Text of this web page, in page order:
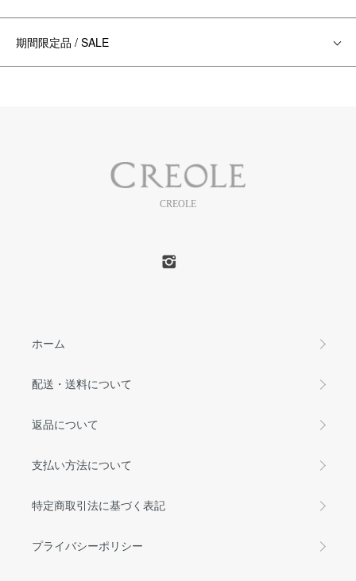
期間限定品 / SALE
CREOLE
ホーム
配送・送料について
返品について
支払い方法について
特定商取引法に基づく表記
プライバシーポリシー